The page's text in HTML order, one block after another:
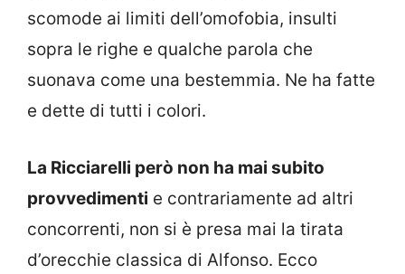
scomode ai limiti dell’omofobia, insulti
sopra le righe e qualche parola che
suonava come una bestemmia. Ne ha fatte
e dette di tutti i colori.
La Ricciarelli però non ha mai subito
provvedimenti e contrariamente ad altri
concorrenti, non si è presa mai la tirata
d’orecchie classica di Alfonso. Ecco